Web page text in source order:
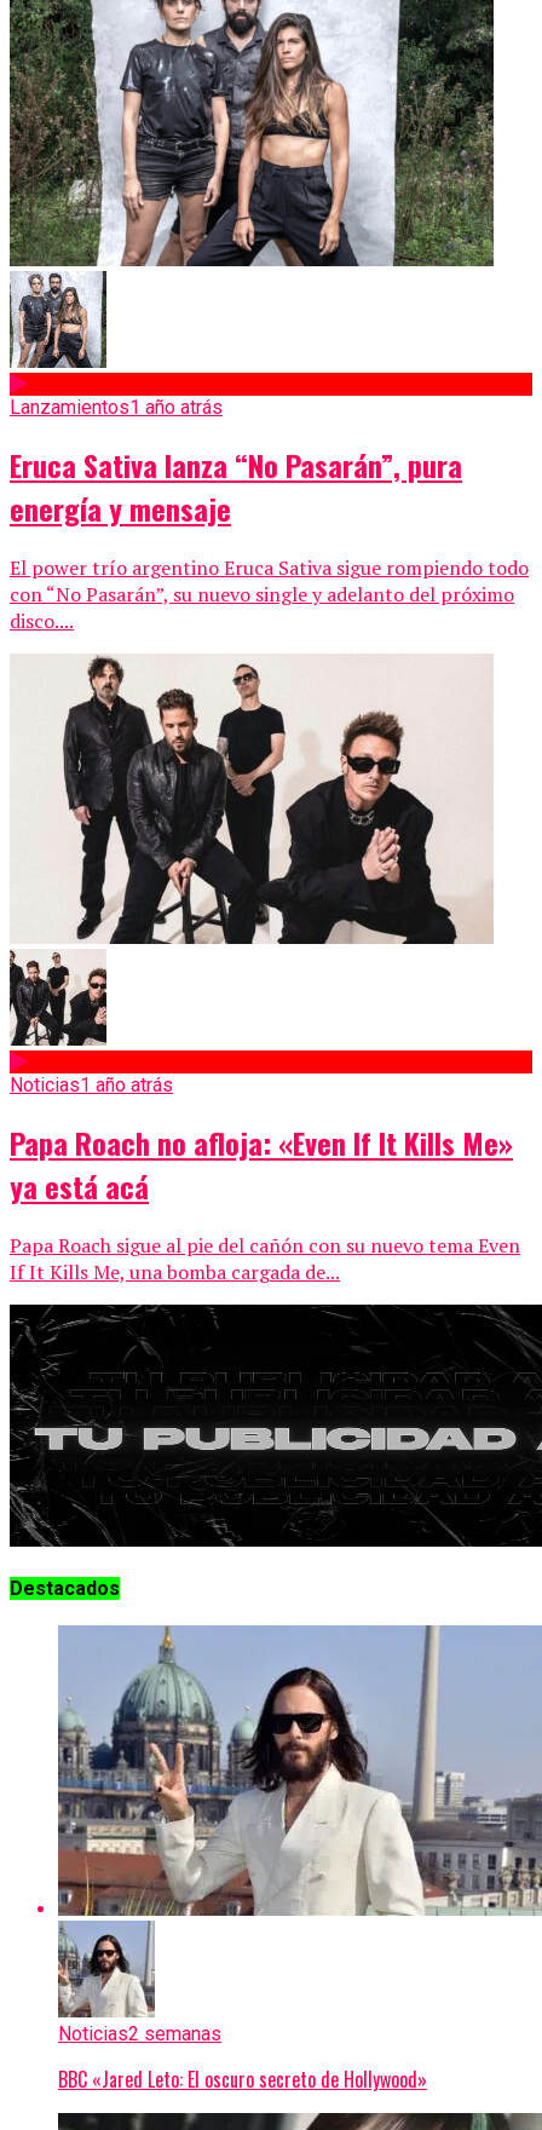
Lanzamientos1 año atrás
Eruca Sativa lanza “No Pasarán”, pura
energía y mensaje
El power trío argentino Eruca Sativa sigue rompiendo todo
con “No Pasarán”, su nuevo single y adelanto del próximo
disco....
Noticias1 año atrás
Papa Roach no afloja: «Even If It Kills Me»
ya está acá
Papa Roach sigue al pie del cañón con su nuevo tema Even
If It Kills Me, una bomba cargada de...
Destacados
Noticias2 semanas
BBC «Jared Leto: El oscuro secreto de Hollywood»